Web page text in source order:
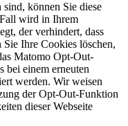
können Sie diese
wird in Ihrem
der verhindert, dass
Ihre Cookies löschen,
Matomo Opt-Out-
bei einem erneuten
werden. Wir weisen
der Opt-Out-Funktion
dieser Webseite